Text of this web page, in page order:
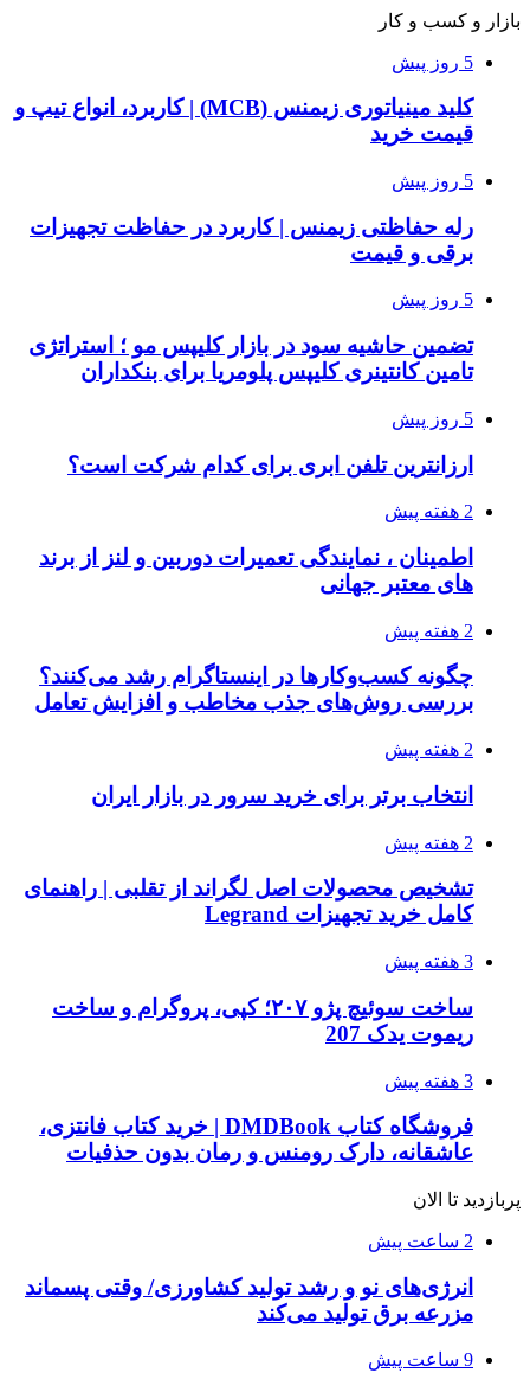
بازار و کسب و کار
5 روز پیش
کلید مینیاتوری زیمنس (MCB) | کاربرد، انواع تیپ و
قیمت خرید
5 روز پیش
رله حفاظتی زیمنس | کاربرد در حفاظت تجهیزات
برقی و قیمت
5 روز پیش
تضمین حاشیه سود در بازار کلیپس مو ؛ استراتژی
تامین کانتینری کلیپس پلومریا برای بنکداران
5 روز پیش
ارزانترین تلفن ابری برای کدام شرکت است؟
2 هفته پیش
اطمینان ، نمایندگی تعمیرات دوربین و لنز از برند
های معتبر جهانی
2 هفته پیش
چگونه کسب‌وکارها در اینستاگرام رشد می‌کنند؟
بررسی روش‌های جذب مخاطب و افزایش تعامل
2 هفته پیش
انتخاب برتر برای خرید سرور در بازار ایران
2 هفته پیش
تشخیص محصولات اصل لگراند از تقلبی | راهنمای
کامل خرید تجهیزات Legrand
3 هفته پیش
ساخت سوئیچ پژو ۲۰۷؛ کپی، پروگرام و ساخت
ریموت یدک 207
3 هفته پیش
فروشگاه کتاب DMDBook | خرید کتاب فانتزی،
عاشقانه، دارک رومنس و رمان بدون حذفیات
پربازدید تا الان
2 ساعت پیش
انرژی‌های نو و رشد تولید کشاورزی/ وقتی پسماند
مزرعه‌ برق تولید می‌کند
9 ساعت پیش